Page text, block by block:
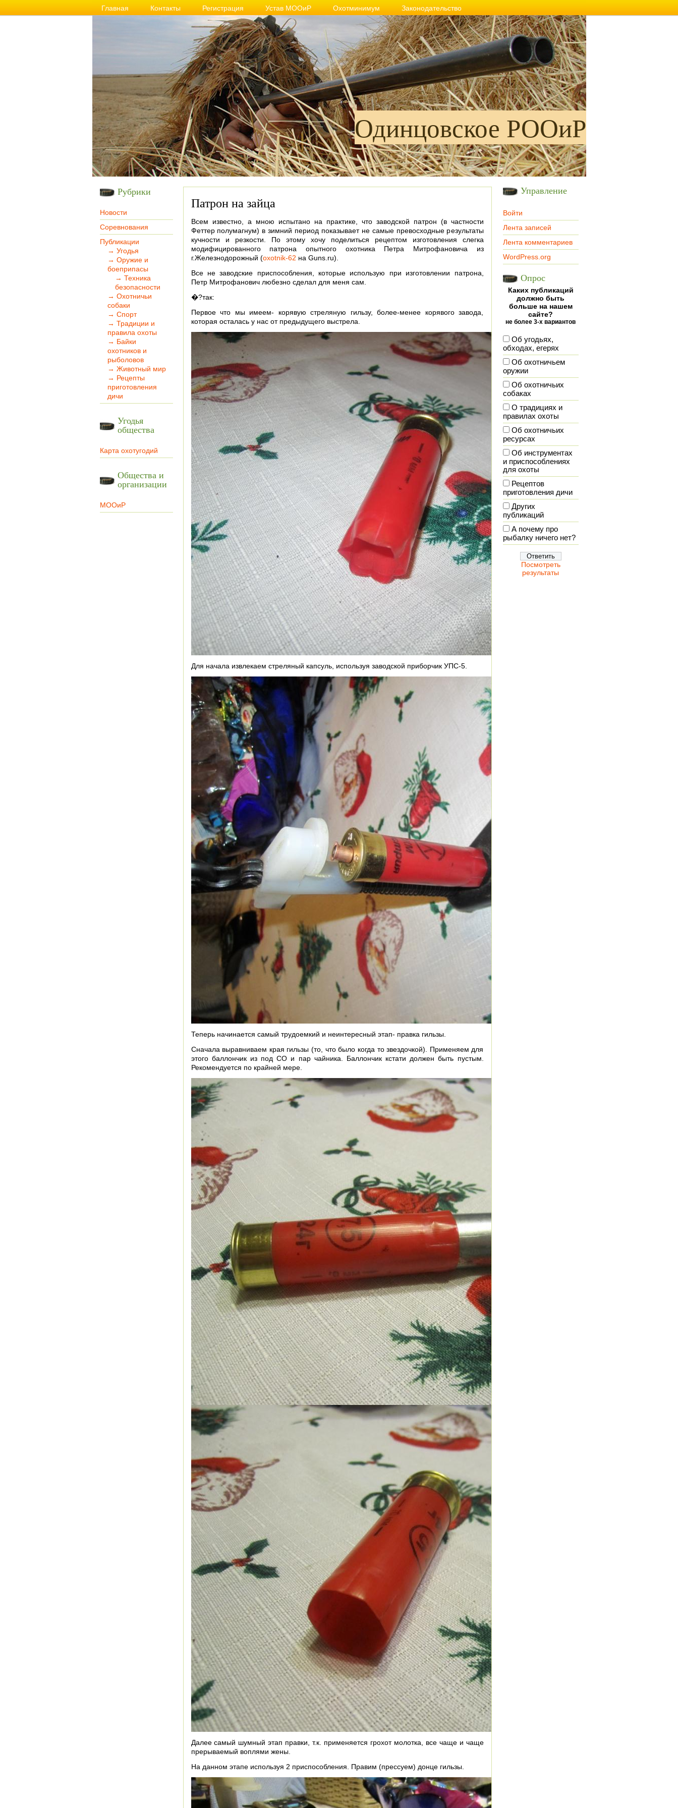
Главная Контакты Регистрация Устав МООиР Охотминимум Законодательство
Одинцовское РООиР
Рубрики
Новости
Соревнования
Публикации
→ Угодья
→ Оружие и
боеприпасы
→ Техника
безопасности
→ Охотничьи
собаки
→ Спорт
→ Традиции и
правила охоты
→ Байки
охотников и
рыболовов
→ Животный мир
→ Рецепты
приготовления
дичи
Угодья
общества
Карта охотугодий
Общества и
организации
МООиР
Патрон на зайца
Всем известно, а мною испытано на практике, что заводской патрон (в частности
Феттер полумагнум) в зимний период показывает не самые превосходные результаты
кучности и резкости. По этому хочу поделиться рецептом изготовления слегка
модифицированного патрона опытного охотника Петра Митрофановича из
г.Железнодорожный (oxotnik-62 на Guns.ru).
Все не заводские приспособления, которые использую при изготовлении патрона,
Петр Митрофанович любезно сделал для меня сам.
�?так:
Первое что мы имеем- корявую стреляную гильзу, более-менее корявого завода,
которая осталась у нас от предыдущего выстрела.
Для начала извлекаем стреляный капсуль, используя заводской приборчик УПС-5.
Теперь начинается самый трудоемкий и неинтересный этап- правка гильзы.
Сначала выравниваем края гильзы (то, что было когда то звездочкой). Применяем для
этого баллончик из под СО и пар чайника. Баллончик кстати должен быть пустым.
Рекомендуется по крайней мере.
Далее самый шумный этап правки, т.к. применяется грохот молотка, все чаще и чаще
прерываемый воплями жены.
На данном этапе используя 2 приспособления. Правим (прессуем) донце гильзы.
Управление
Войти
Лента записей
Лента комментариев
WordPress.org
Опрос
Каких публикаций
должно быть
больше на нашем
сайте?
не более 3-х вариантов
Об угодьях,
обходах, егерях
Об охотничьем
оружии
Об охотничьих
собаках
О традициях и
правилах охоты
Об охотничьих
ресурсах
Об инструментах
и приспособлениях
для охоты
Рецептов
приготовления дичи
Других
публикаций
А почему про
рыбалку ничего нет?
Посмотреть
результаты